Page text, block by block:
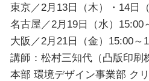
東京／2⽉13⽇（⽊）・14⽇
名古屋／2月19日（水）15:00
大阪／2月21日（金）15:00～
講師：松村三知代（凸版印刷
本部 環境デザイン事業部 ク